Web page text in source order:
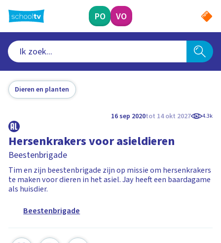
naar
hoofdinhoud
PO VO
Dieren en planten
16 sep 2020tot 14 okt 2027 4.3k
Hersenkrakers voor asieldieren
Beestenbrigade
Tim en zijn beestenbrigade zijn op missie om hersenkrakers
te maken voor dieren in het asiel. Jay heeft een baardagame
als huisdier.
Beestenbrigade